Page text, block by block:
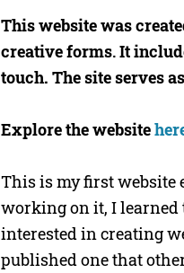
This website was
creative forms.It
touch. The site serves
Explore the website
This is my first website
working on it, I learned
interested in creating
published one that